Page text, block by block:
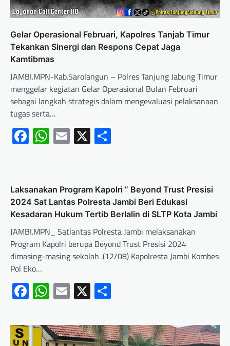
Gelar Operasional Februari, Kapolres Tanjab Timur
Tekankan Sinergi dan Respons Cepat Jaga
Kamtibmas
JAMBI.MPN-Kab.Sarolangun – Polres Tanjung Jabung Timur
menggelar kegiatan Gelar Operasional Bulan Februari
sebagai langkah strategis dalam mengevaluasi pelaksanaan
tugas serta…
Facebook
WhatsApp
Email
X
Laksanakan Program Kapolri ” Beyond Trust Presisi
2024 Sat Lantas Polresta Jambi Beri Edukasi
Kesadaran Hukum Tertib Berlalin di SLTP Kota Jambi
JAMBI.MPN_ Satlantas Polresta Jambi melaksanakan
Program Kapolri berupa Beyond Trust Presisi 2024
dimasing-masing sekolah .(12/08) Kapolresta Jambi Kombes
Pol Eko…
Facebook
WhatsApp
Email
X